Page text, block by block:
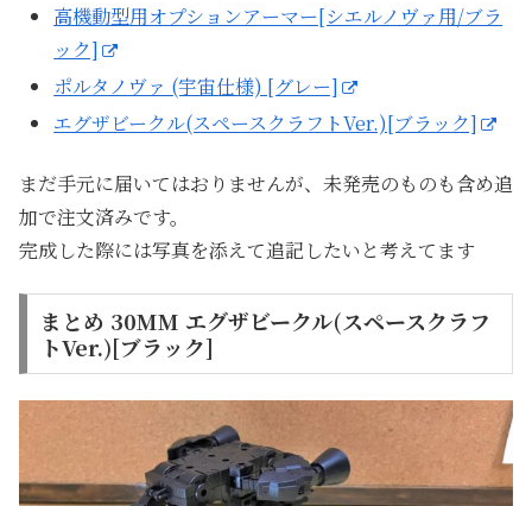
高機動型用オプションアーマー[シエルノヴァ用/ブラ
ック]
ポルタノヴァ (宇宙仕様) [グレー]
エグザビークル(スペースクラフトVer.)[ブラック]
まだ手元に届いてはおりませんが、未発売のものも含め追
加で注文済みです。
完成した際には写真を添えて追記したいと考えてます
まとめ 30MM エグザビークル(スペースクラフ
トVer.)[ブラック]